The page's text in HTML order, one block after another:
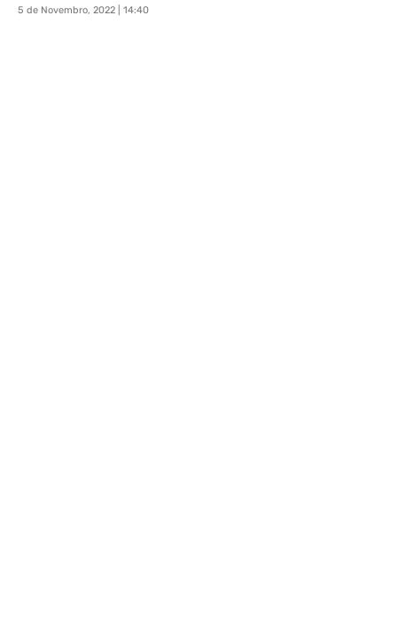
5 de Novembro, 2022 | 14:40